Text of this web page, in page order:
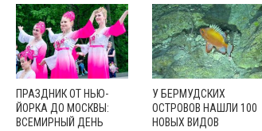
ПРАЗДНИК ОТ НЬЮ-
ЙОРКА ДО МОСКВЫ:
ВСЕМИРНЫЙ ДЕНЬ
У БЕРМУДСКИХ
ОСТРОВОВ НАШЛИ 100
НОВЫХ ВИДОВ